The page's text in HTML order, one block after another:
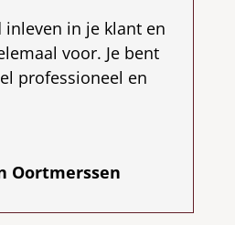
inleven in je klant en
voor. Je bent
professioneel en
Oortmerssen